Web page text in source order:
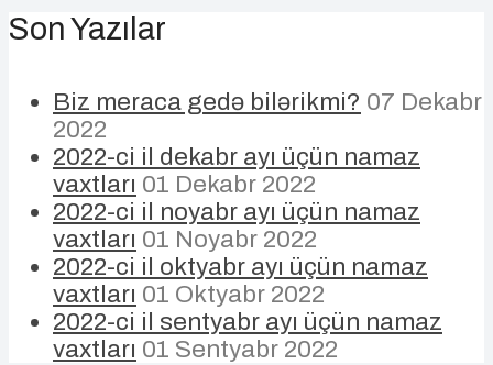
Son Yazılar
Biz meraca gedə bilərikmi? 07 Dekabr
2022
2022-ci il dekabr ayı üçün namaz
vaxtları 01 Dekabr 2022
2022-ci il noyabr ayı üçün namaz
vaxtları 01 Noyabr 2022
2022-ci il oktyabr ayı üçün namaz
vaxtları 01 Oktyabr 2022
2022-ci il sentyabr ayı üçün namaz
vaxtları 01 Sentyabr 2022